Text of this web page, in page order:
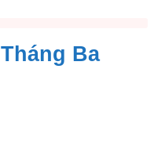
Tháng Ba